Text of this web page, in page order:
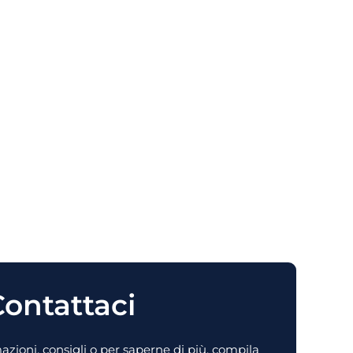
consigli o per saperne di più, compila